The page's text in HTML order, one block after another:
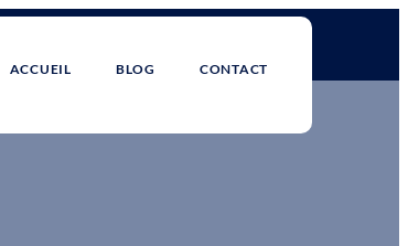
ACCUEIL BLOG CONTACT